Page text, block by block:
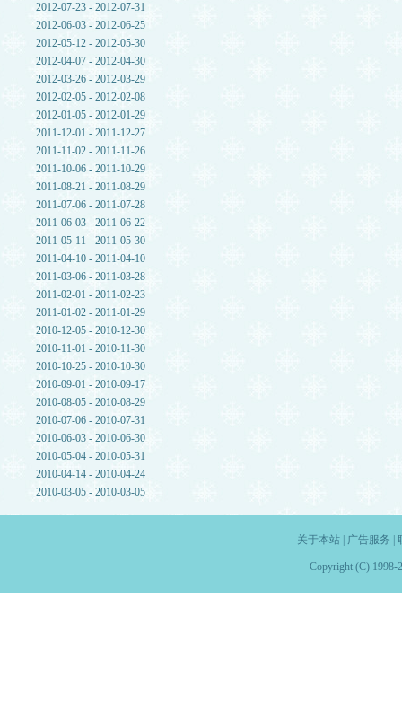
2012-07-23 - 2012-07-31
2012-06-03 - 2012-06-25
2012-05-12 - 2012-05-30
2012-04-07 - 2012-04-30
2012-03-26 - 2012-03-29
2012-02-05 - 2012-02-08
2012-01-05 - 2012-01-29
2011-12-01 - 2011-12-27
2011-11-02 - 2011-11-26
2011-10-06 - 2011-10-29
2011-08-21 - 2011-08-29
2011-07-06 - 2011-07-28
2011-06-03 - 2011-06-22
2011-05-11 - 2011-05-30
2011-04-10 - 2011-04-10
2011-03-06 - 2011-03-28
2011-02-01 - 2011-02-23
2011-01-02 - 2011-01-29
2010-12-05 - 2010-12-30
2010-11-01 - 2010-11-30
2010-10-25 - 2010-10-30
2010-09-01 - 2010-09-17
2010-08-05 - 2010-08-29
2010-07-06 - 2010-07-31
2010-06-03 - 2010-06-30
2010-05-04 - 2010-05-31
2010-04-14 - 2010-04-24
2010-03-05 - 2010-03-05
关于本站| 广告服务
Copyright (C) 1998-